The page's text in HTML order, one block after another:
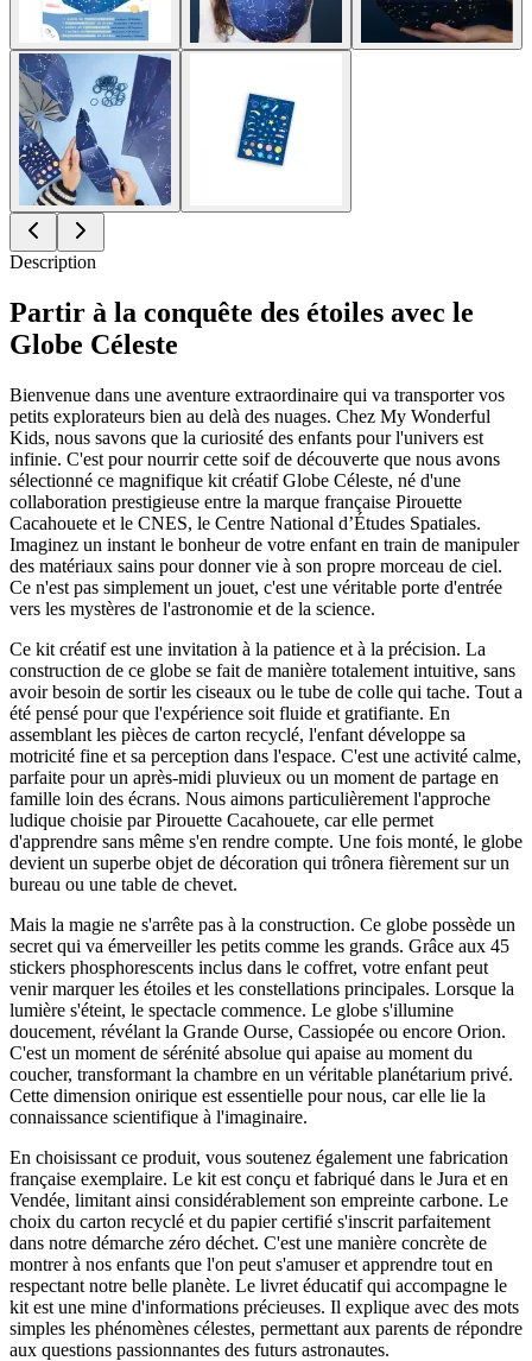
Description
Partir à la conquête des étoiles avec le
Globe Céleste
Bienvenue dans une aventure extraordinaire qui va transporter vos
petits explorateurs bien au delà des nuages. Chez My Wonderful
Kids, nous savons que la curiosité des enfants pour l'univers est
infinie. C'est pour nourrir cette soif de découverte que nous avons
sélectionné ce magnifique kit créatif Globe Céleste, né d'une
collaboration prestigieuse entre la marque française Pirouette
Cacahouete et le CNES, le Centre National d’Études Spatiales.
Imaginez un instant le bonheur de votre enfant en train de manipuler
des matériaux sains pour donner vie à son propre morceau de ciel.
Ce n'est pas simplement un jouet, c'est une véritable porte d'entrée
vers les mystères de l'astronomie et de la science.
Ce kit créatif est une invitation à la patience et à la précision. La
construction de ce globe se fait de manière totalement intuitive, sans
avoir besoin de sortir les ciseaux ou le tube de colle qui tache. Tout a
été pensé pour que l'expérience soit fluide et gratifiante. En
assemblant les pièces de carton recyclé, l'enfant développe sa
motricité fine et sa perception dans l'espace. C'est une activité calme,
parfaite pour un après-midi pluvieux ou un moment de partage en
famille loin des écrans. Nous aimons particulièrement l'approche
ludique choisie par Pirouette Cacahouete, car elle permet
d'apprendre sans même s'en rendre compte. Une fois monté, le globe
devient un superbe objet de décoration qui trônera fièrement sur un
bureau ou une table de chevet.
Mais la magie ne s'arrête pas à la construction. Ce globe possède un
secret qui va émerveiller les petits comme les grands. Grâce aux 45
stickers phosphorescents inclus dans le coffret, votre enfant peut
venir marquer les étoiles et les constellations principales. Lorsque la
lumière s'éteint, le spectacle commence. Le globe s'illumine
doucement, révélant la Grande Ourse, Cassiopée ou encore Orion.
C'est un moment de sérénité absolue qui apaise au moment du
coucher, transformant la chambre en un véritable planétarium privé.
Cette dimension onirique est essentielle pour nous, car elle lie la
connaissance scientifique à l'imaginaire.
En choisissant ce produit, vous soutenez également une fabrication
française exemplaire. Le kit est conçu et fabriqué dans le Jura et en
Vendée, limitant ainsi considérablement son empreinte carbone. Le
choix du carton recyclé et du papier certifié s'inscrit parfaitement
dans notre démarche zéro déchet. C'est une manière concrète de
montrer à nos enfants que l'on peut s'amuser et apprendre tout en
respectant notre belle planète. Le livret éducatif qui accompagne le
kit est une mine d'informations précieuses. Il explique avec des mots
simples les phénomènes célestes, permettant aux parents de répondre
aux questions passionnantes des futurs astronautes.